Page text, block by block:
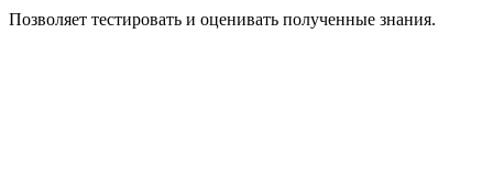
Позволяет тестировать и оценивать полученные знания.